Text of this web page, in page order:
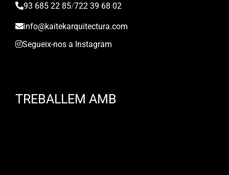
93 685 22 85/722 39 68 02
info@kaitekarquitectura.com
Segueix-nos a Instagram
TREBALLEM AMB